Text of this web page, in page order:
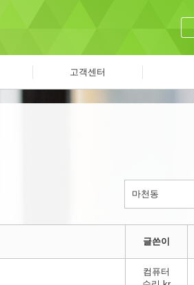
고객센터
글쓴이
컴퓨터